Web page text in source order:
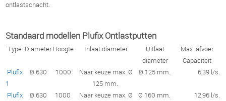
ontlastschacht.
Standaard modellen Plufix Ontlastputten
Type Diameter Hoogte Inlaat diameter
Uitlaat
diameter
Max. afvoer
Capaciteit
Plufix
1
Ø 630 1000
Naar keuze max. Ø
125 mm.
Ø 125 mm. 6,39 l/s.
Plufix
Ø 630 1000
Naar keuze max. Ø
Ø 160 mm. 12,96 l/s.